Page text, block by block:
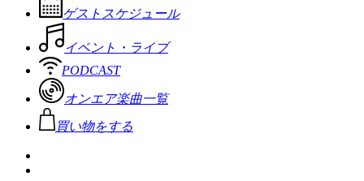
ゲストスケジュール
イベント・ライブ
PODCAST
オンエア楽曲一覧
買い物をする